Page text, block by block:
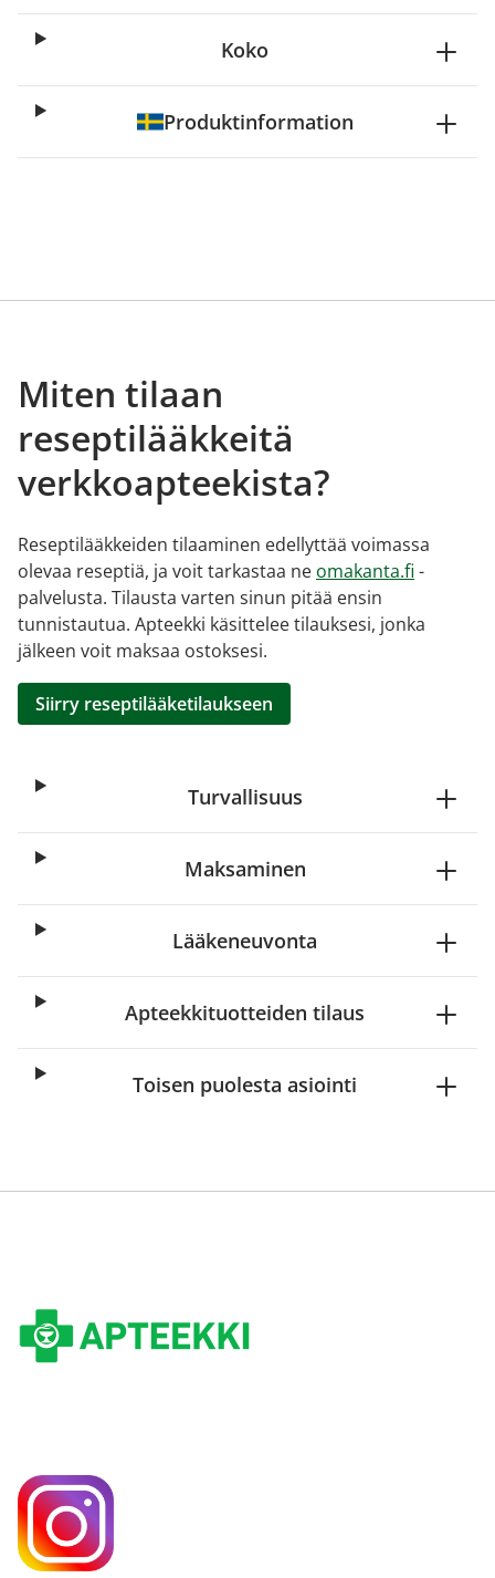
Koko
Produktinformation
Miten tilaan
reseptilääkkeitä
verkkoapteekista?
Reseptilääkkeiden tilaaminen edellyttää voimassa
olevaa reseptiä, ja voit tarkastaa ne omakanta.fi -
palvelusta. Tilausta varten sinun pitää ensin
tunnistautua. Apteekki käsittelee tilauksesi, jonka
jälkeen voit maksaa ostoksesi.
Siirry reseptilääketilaukseen
Turvallisuus
Maksaminen
Lääkeneuvonta
Apteekkituotteiden tilaus
Toisen puolesta asiointi